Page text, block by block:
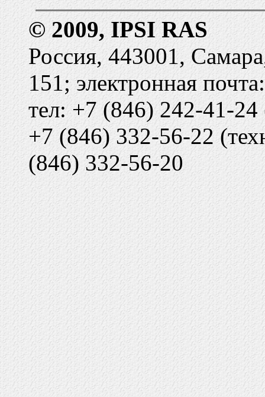
© 2009, IPSI RAS
Россия, 443001,
151; электронная
тел: +7 (846) 242-41-24
+7 (846) 332-56-22
(846) 332-56-20